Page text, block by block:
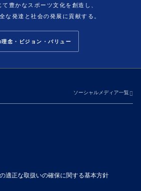
豊かなスポーツ文化を創造し、
な発達と社会の発展に貢献する。
念・ビジョン・バリュー
ソーシャルメディア一覧
適正な取扱いの確保に関する基本方針